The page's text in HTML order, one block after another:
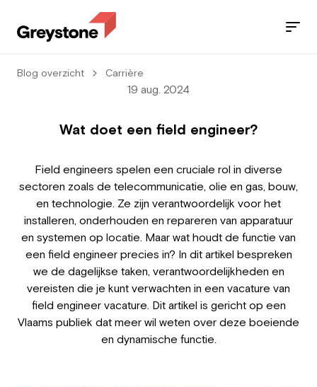
Werknemer
Werkgever
Jobs
Blog
Blog overzicht Carrière
19 aug. 2024
Wat doet een field engineer?
Field engineers spelen een cruciale rol in diverse
sectoren zoals de telecommunicatie, olie en gas, bouw,
en technologie. Ze zijn verantwoordelijk voor het
installeren, onderhouden en repareren van apparatuur
en systemen op locatie. Maar wat houdt de functie van
een field engineer precies in? In dit artikel bespreken
we de dagelijkse taken, verantwoordelijkheden en
vereisten die je kunt verwachten in een vacature van
field engineer vacature. Dit artikel is gericht op een
Vlaams publiek dat meer wil weten over deze boeiende
en dynamische functie.